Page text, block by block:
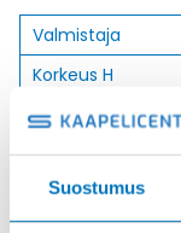
Suostumus
Valmistaja
Korkeus H
Kierteen Pituus Gl
Tuotenimi/Malli
Etim 7